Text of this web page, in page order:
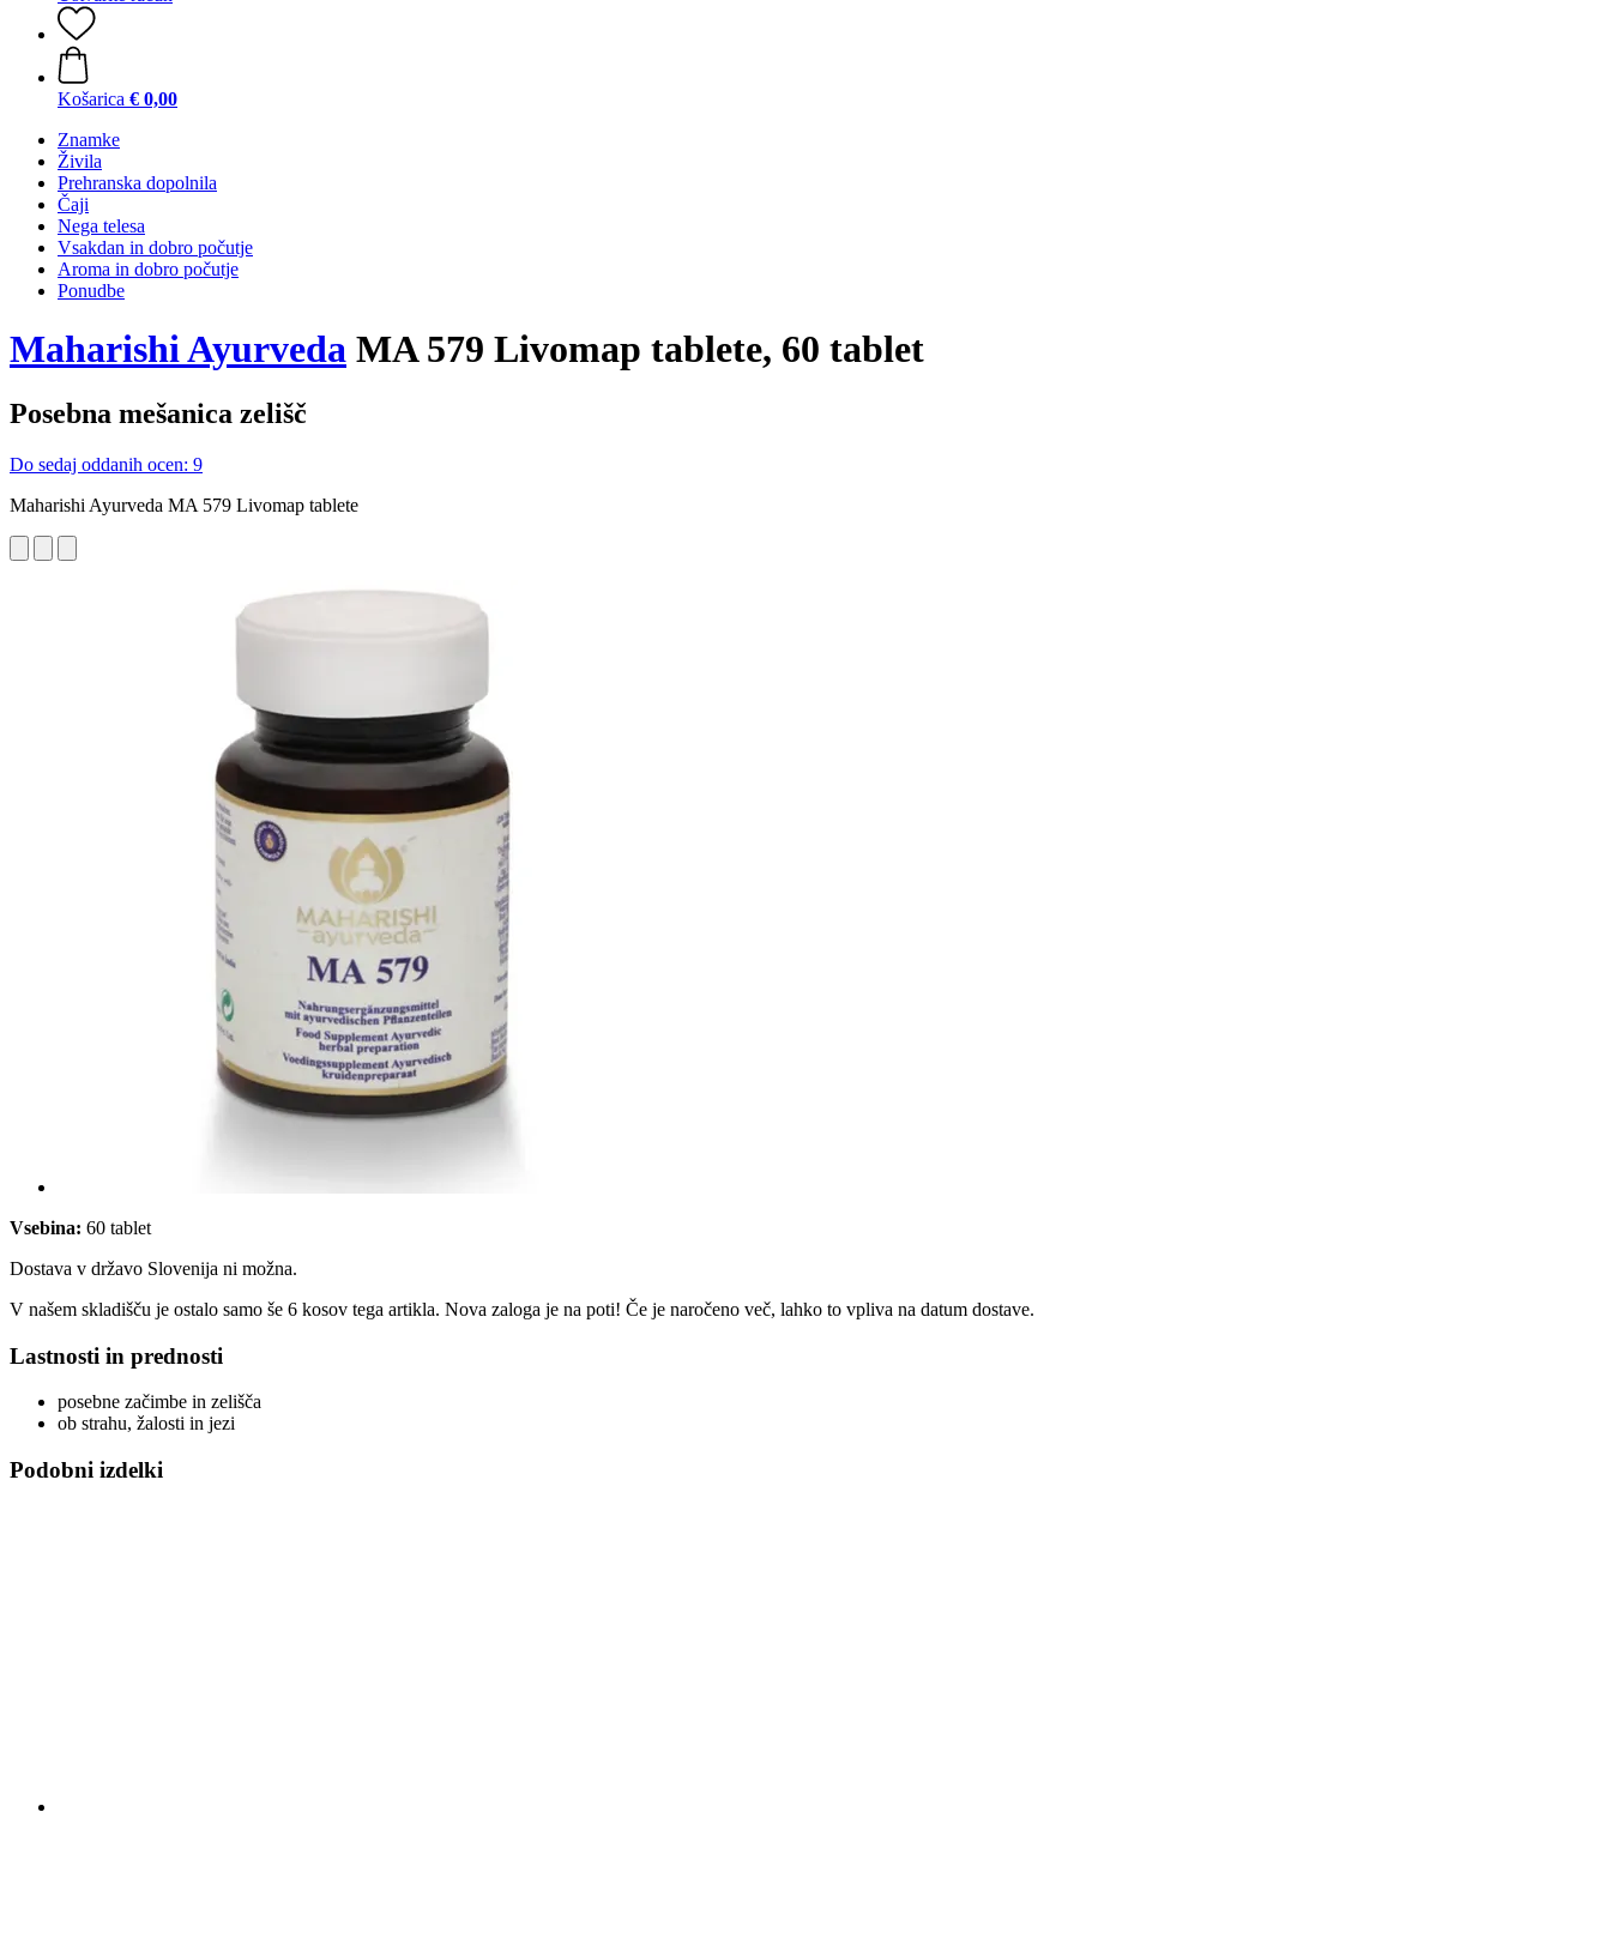
Košarica € 0,00
Znamke
Živila
Prehranska dopolnila
Čaji
Nega telesa
Vsakdan in dobro počutje
Aroma in dobro počutje
Ponudbe
Maharishi Ayurveda MA 579 Livomap tablete, 60 tablet
Posebna mešanica zelišč
Do sedaj oddanih ocen: 9
Maharishi Ayurveda MA 579 Livomap tablete
Vsebina: 60 tablet
Dostava v državo Slovenija ni možna.
V našem skladišču je ostalo samo še 6 kosov tega artikla. Nova zaloga je na poti! Če je naročeno več, lahko to vpliva na datum dostave.
Lastnosti in prednosti
posebne začimbe in zelišča
ob strahu, žalosti in jezi
Podobni izdelki